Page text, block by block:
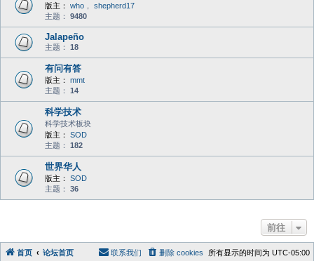
版主： who ， shepherd17
主题： 9480
Jalapeño
主题： 18
有问有答
版主：
mmt
主题： 14
科学技术
科学技术板块
版主：
SOD
主题： 182
世界华人
版主：
SOD
主题： 36
前往
首页 论坛首页 所有显示的时间为 UTC-05:00
删除 cookies
联系我们